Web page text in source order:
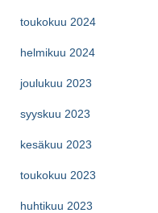
toukokuu 2024
helmikuu 2024
joulukuu 2023
syyskuu 2023
kesäkuu 2023
toukokuu 2023
huhtikuu 2023